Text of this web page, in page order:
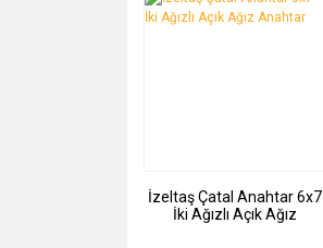
İzeltaş Çatal Anahtar 6x7
İki Ağızlı Açık Ağız